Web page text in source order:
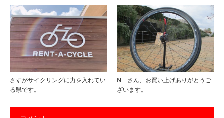
さすがサイクリングに力を入れてい
る県です。
N さん、お買い上げありがとうご
ざいます。